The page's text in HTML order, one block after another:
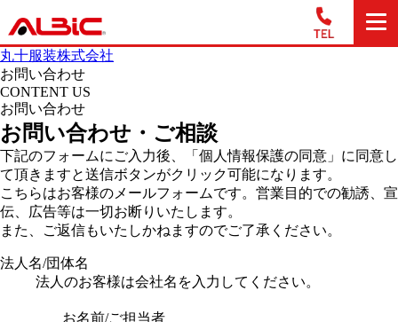
丸十服装株式会社
お問い合わせ
CONTENT US
お問い合わせ
お問い合わせ・ご相談
下記のフォームにご入力後、「個人情報保護の同意」に同意し
て頂きますと送信ボタンがクリック可能になります。
こちらはお客様のメールフォームです。営業目的での勧誘、宣
伝、広告等は一切お断りいたします。
また、ご返信もいたしかねますのでご了承ください。
法人名/団体名
法人のお客様は会社名を入力してください。
お名前/ご担当者